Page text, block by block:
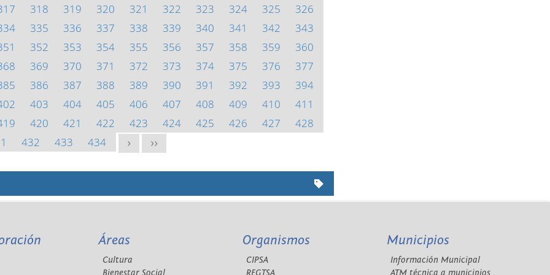
318 319 320 321 322 323 324 325
326
335 336 337 338 339 340 341 342
343
352 353 354 355 356 357 358 359
360
369 370 371 372 373 374 375 376
377
386 387 388 389 390 391 392 393
394
403 404 405 406 407 408 409 410
411
420 421 422 423 424 425 426 427
428
432 433 434 > >>
Áreas
Cultura
Organismos
CIPSA
Municipios
Información Municipal